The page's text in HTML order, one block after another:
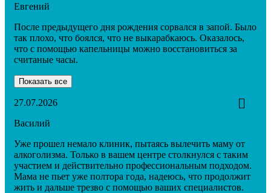
Евгений
После предыдущего дня рождения сорвался в запой. Было
так плохо, что боялся, что не выкарабкаюсь. Оказалось,
что с помощью капельницы можно восстановиться за
считаные часы.
Показать все
27.07.2026
Василий
Уже прошел немало клиник, пытаясь вылечить маму от
алкоголизма. Только в вашем центре столкнулся с таким
участием и действительно профессиональным подходом.
Мама не пьет уже полтора года, надеюсь, что продолжит
жить и дальше трезво с помощью ваших специалистов.